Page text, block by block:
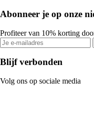
Abonneer je op onze
Profiteer van 10% korting
Blijf verbonden
Volg ons op sociale media